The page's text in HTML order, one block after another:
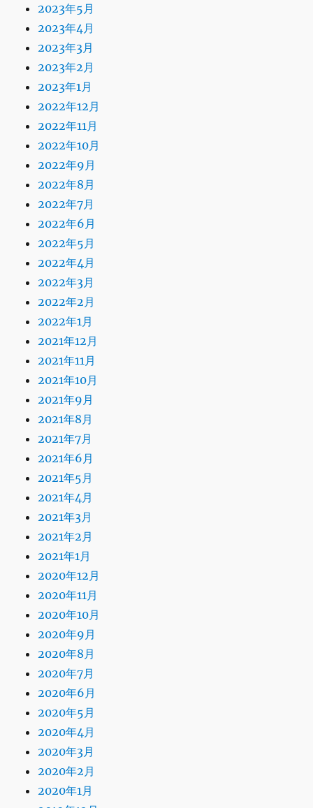
2023年5月
2023年4月
2023年3月
2023年2月
2023年1月
2022年12月
2022年11月
2022年10月
2022年9月
2022年8月
2022年7月
2022年6月
2022年5月
2022年4月
2022年3月
2022年2月
2022年1月
2021年12月
2021年11月
2021年10月
2021年9月
2021年8月
2021年7月
2021年6月
2021年5月
2021年4月
2021年3月
2021年2月
2021年1月
2020年12月
2020年11月
2020年10月
2020年9月
2020年8月
2020年7月
2020年6月
2020年5月
2020年4月
2020年3月
2020年2月
2020年1月